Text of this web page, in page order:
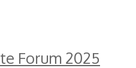
Forum 2025